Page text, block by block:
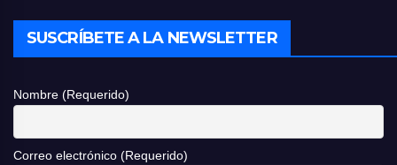
SUSCRÍBETE A LA NEWSLETTER
Nombre (Requerido)
Correo electrónico (Requerido)